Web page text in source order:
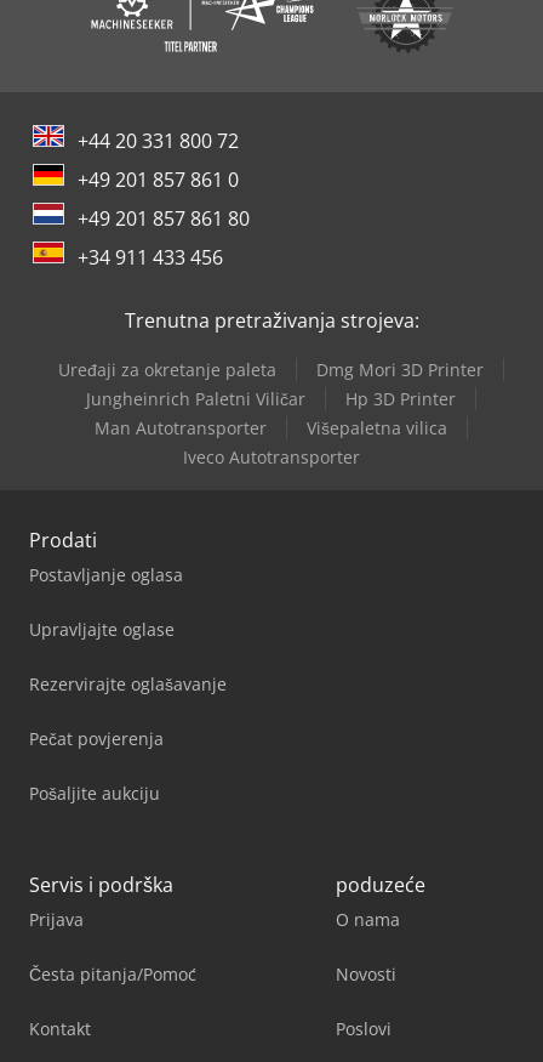
+44 20 331 800 72
+49 201 857 861 0
+49 201 857 861 80
+34 911 433 456
Trenutna pretraživanja strojeva:
Uređaji za okretanje paleta
Dmg Mori 3D Printer
Jungheinrich Paletni Viličar
Hp 3D Printer
Man Autotransporter
Višepaletna vilica
Iveco Autotransporter
Prodati
Postavljanje oglasa
Upravljajte oglase
Rezervirajte oglašavanje
Pečat povjerenja
Pošaljite aukciju
Servis i podrška
Prijava
Česta pitanja/Pomoć
Kontakt
poduzeće
O nama
Novosti
Poslovi